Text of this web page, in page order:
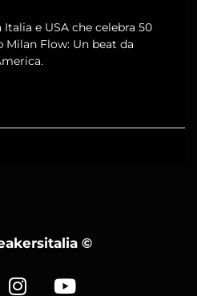
e USA che celebra 50
Flow: Un beat da
©